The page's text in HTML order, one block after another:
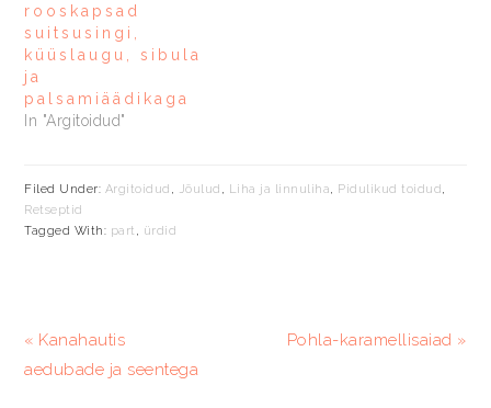
rooskapsad
suitsusingi,
küüslaugu, sibula
ja
palsamiäädikaga
In "Argitoidud"
Filed Under: Argitoidud , Jõulud , Liha ja linnuliha, Pidulikud toidud ,
Retseptid
Tagged With: part , ürdid
Previous
Post:
« Kanahautis
aedubade ja seentega
Järgmine
Pohla-karamellisaiad »